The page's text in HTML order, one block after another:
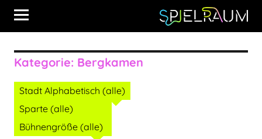
Kategorie: Bergkamen
Stadt Alphabetisch (alle)
Sparte (alle)
Bühnengröße (alle)